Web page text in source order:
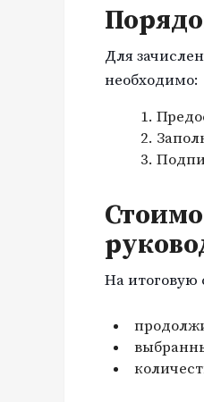
Для
необходимо:
На итоговую